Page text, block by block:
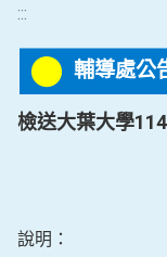
:::
輔導處公
檢送大葉大學
說明：